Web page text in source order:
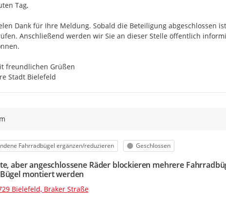
Tag,
Dank für Ihre Meldung. Sobald die Beteiligung abgeschlossen
Anschließend werden wir Sie an dieser Stelle öffentlich
freundlichen Grüßen
Stadt Bielefeld
Fahrradbügel ergänzen/reduzieren Status
Geschlossen
aber angeschlossene Räder blockieren mehrere
montiert werden
Bielefeld, Braker Straße